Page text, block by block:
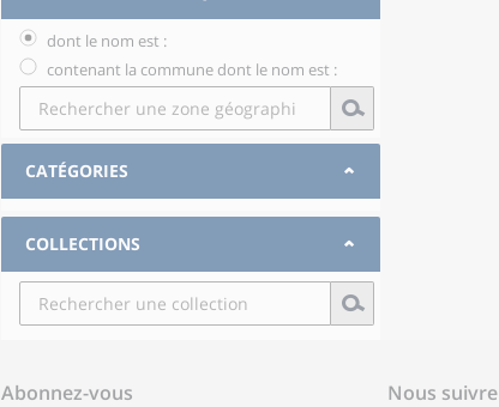
dont le nom est :
contenant la commune dont le nom est :
CATÉGORIES
COLLECTIONS
Abonnez-vous Nous suivre